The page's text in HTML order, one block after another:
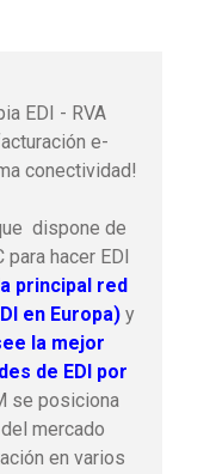
EDI - RVA
e-
conectividad!
dispone de
hacer EDI
principal red
en Europa) y
la mejor
de EDI por
se posiciona
mercado
en varios